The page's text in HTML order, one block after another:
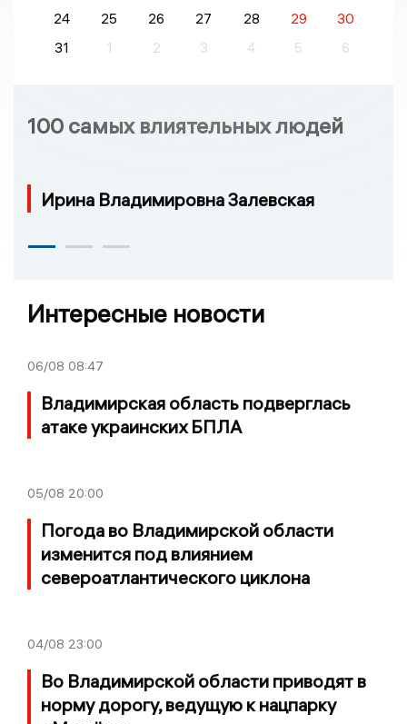
24 25 26 27 28 29
30
31
1 2 3 4 5 6
100 самых влиятельных людей
Ирина Владимировна Залевская
Интересные новости
06/08 08:47
Владимирская область подверглась
атаке украинских БПЛА
05/08 20:00
Погода во Владимирской области
изменится под влиянием
североатлантического циклона
04/08 23:00
Во Владимирской области приводят в
норму дорогу, ведущую к нацпарку